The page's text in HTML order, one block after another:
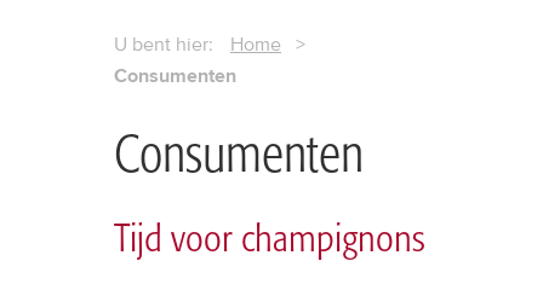
U bent hier: Home >
Consumenten
Consumenten
Tijd voor champignons